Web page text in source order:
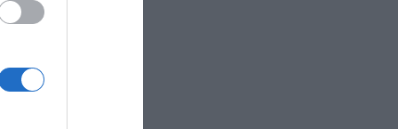
mi
hacer
ha